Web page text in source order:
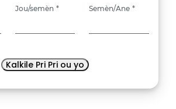
Jou/semèn *
antre
yon
Semèn/Ane *
yon
Kalkile Pri Pri ou yo